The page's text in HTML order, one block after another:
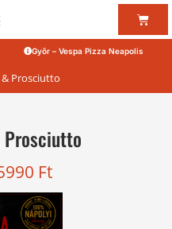
Győr – Vespa Pizza Neapolis
Prosciutto
Prosciutto
Ft